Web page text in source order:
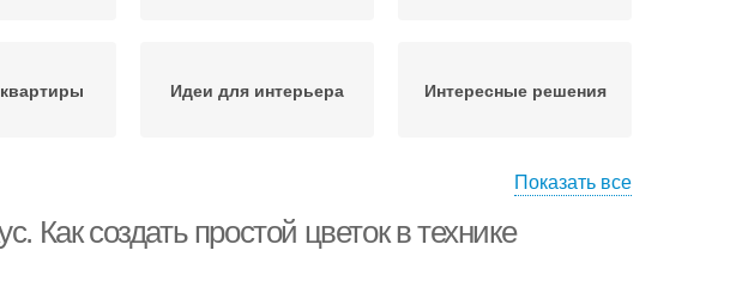
Идеи для интерьера Интересные решения
Показать все
Как создать простой цветок в технике